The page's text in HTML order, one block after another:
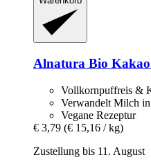
Alnatura Bio Kakao
Vollkornpuffreis &
Verwandelt Milch
Vegane Rezeptur
€ 3,79 (€ 15,16 / kg)
Zustellung bis 11. August